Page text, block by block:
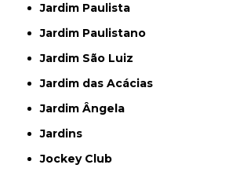
Jardim Paulista
Jardim Paulistano
Jardim São Luiz
Jardim das Acácias
Jardim Ângela
Jardins
Jockey Club